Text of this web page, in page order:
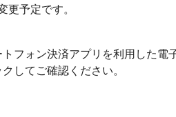
予定です。
フォン決済アプリを利用した電
してご確認ください。